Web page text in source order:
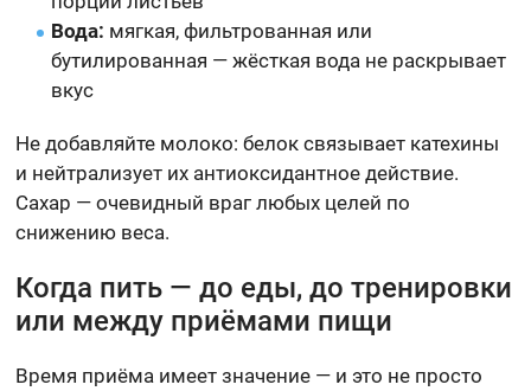
Вода: мягкая, фильтрованная или
бутилированная — жёсткая вода не раскрывает
вкус
Не добавляйте молоко: белок связывает катехины
и нейтрализует их антиоксидантное действие.
Сахар — очевидный враг любых целей по
снижению веса.
Когда пить — до еды, до тренировки
или между приёмами пищи
Время приёма имеет значение — и это не просто